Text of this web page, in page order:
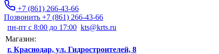
+7 (861) 266-43-66
Позвонить +7 (861) 266-43-66
пн-пт с 8:00 до 17:00 kts@krts.ru
Магазин:
г. Краснодар, ул. Гидростроителей, 8